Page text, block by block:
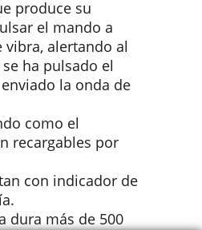
produce su
el mando a
vibra, alertando al
ha pulsado el
la onda de
como el
recargables por
con indicador de
dura más de 500